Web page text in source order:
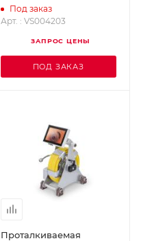
Под заказ
Арт. : VS004203
ЗАПРОС ЦЕНЫ
ПОД ЗАКАЗ
Проталкиваемая